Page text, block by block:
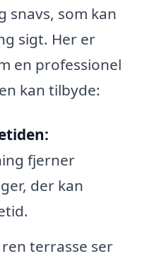
snavs, som kan
sigt. Her er
en professionel
kan tilbyde:
fjerner
der kan
ren terrasse ser